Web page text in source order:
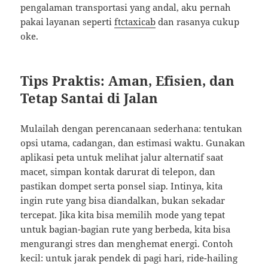
pengalaman transportasi yang andal, aku pernah
pakai layanan sepertiftctaxicab dan rasanya cukup
oke.
Tips Praktis: Aman, Efisien, dan
Tetap Santai di Jalan
Mulailah dengan perencanaan sederhana: tentukan
opsi utama, cadangan, dan estimasi waktu. Gunakan
aplikasi peta untuk melihat jalur alternatif saat
macet, simpan kontak darurat di telepon, dan
pastikan dompet serta ponsel siap. Intinya, kita
ingin rute yang bisa diandalkan, bukan sekadar
tercepat. Jika kita bisa memilih mode yang tepat
untuk bagian-bagian rute yang berbeda, kita bisa
mengurangi stres dan menghemat energi. Contoh
kecil: untuk jarak pendek di pagi hari, ride-hailing